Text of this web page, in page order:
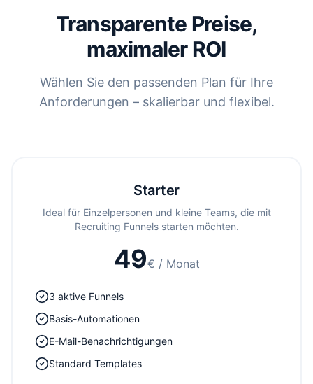
Transparente Preise,
maximaler ROI
Wählen Sie den passenden Plan für Ihre
Anforderungen – skalierbar und flexibel.
Starter
Ideal für Einzelpersonen und kleine Teams, die mit
Recruiting Funnels starten möchten.
49€ / Monat
3 aktive Funnels
Basis-Automationen
E-Mail-Benachrichtigungen
Standard Templates